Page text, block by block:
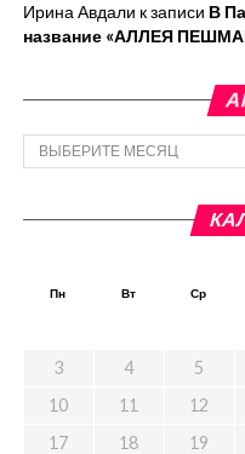
Ирина Авдали к записи В
название «АЛЛЕЯ
Архивы
Пн Вт Ср
3
4 5
10
11 12
17
18 19